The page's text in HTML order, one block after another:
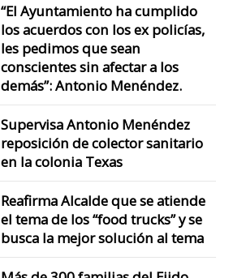
“El Ayuntamiento ha cumplido
los acuerdos con los ex policías,
les pedimos que sean
conscientes sin afectar a los
demás”: Antonio Menéndez.
Supervisa Antonio Menéndez
reposición de colector sanitario
en la colonia Texas
Reafirma Alcalde que se atiende
el tema de los “food trucks” y se
busca la mejor solución al tema